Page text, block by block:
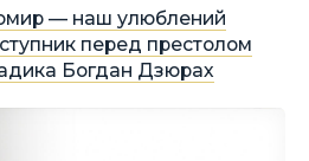
— наш улюблений
перед престолом
Богдан Дзюрах